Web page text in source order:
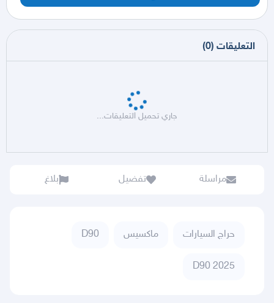
التعليقات (
0
)
جاري تحميل التعليقات...
مراسلة تفضيل بلاغ
حراج السيارات ماكسيس D90
D90 2025